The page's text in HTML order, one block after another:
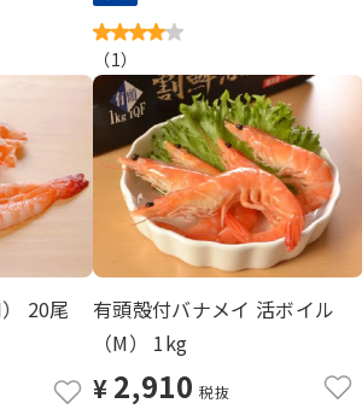
（1）
20尾
有頭殻付バナメイ 活ボイル
（M） 1kg
¥ 2,910 税抜